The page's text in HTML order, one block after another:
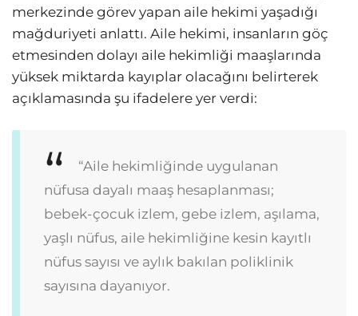
merkezinde görev yapan aile hekimi yaşadığı
mağduriyeti anlattı. Aile hekimi, insanların göç
etmesinden dolayı aile hekimliği maaşlarında
yüksek miktarda kayıplar olacağını belirterek
açıklamasında şu ifadelere yer verdi:
“Aile hekimliğinde uygulanan
nüfusa dayalı maaş hesaplanması;
bebek-çocuk izlem, gebe izlem, aşılama,
yaşlı nüfus, aile hekimliğine kesin kayıtlı
nüfus sayısı ve aylık bakılan poliklinik
sayısına dayanıyor.